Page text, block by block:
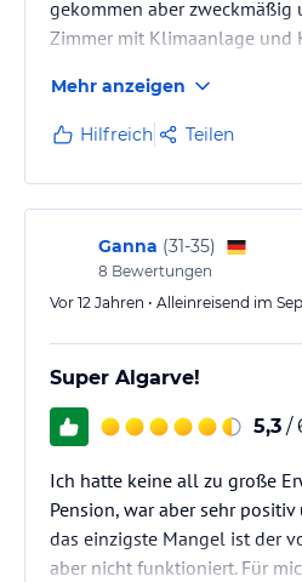
gekommen aber
Zimmer mit Klimaanlage und
Das Frühstück war sehr
Frisch gepresster O-Saft und
Einziges Problem die
gefragt. Wir haben kostenfrei
geparkt, brauchten dafür
(große Umrundungen !!).
Mehr anzeigen
Hilfreich Teilen
Ganna (31-35)
8 Bewertungen
Vor 12 Jahren • Alleinreisend im
Super Algarve!
5,3 /
Ich hatte keine all zu große
Pension, war aber sehr positiv
das einzigste Mangel ist der
aber nicht funktioniert. Für